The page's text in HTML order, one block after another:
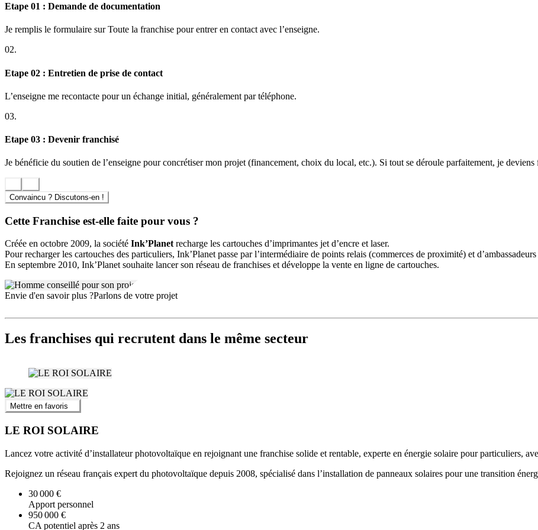
Etape 01 : Demande de documentation
Je remplis le formulaire sur Toute la franchise pour entrer en contact avec l’enseigne.
02.
Etape 02 : Entretien de prise de contact
L’enseigne me recontacte pour un échange initial, généralement par téléphone.
03.
Etape 03 : Devenir franchisé
Je bénéficie du soutien de l’enseigne pour concrétiser mon projet (financement, choix du local, etc.). Si tout se déroule parfaitement, je deviens
Convaincu ? Discutons-en !
Cette Franchise est-elle faite pour vous ?
Créée en octobre 2009, la société Ink’Planet recharge les cartouches d’imprimantes jet d’encre et laser.
Pour recharger les cartouches des particuliers, Ink’Planet passe par l’intermédiaire de points relais (commerces de proximité) et
En septembre 2010, Ink’Planet souhaite lancer son réseau de franchises et développe la vente en ligne de cartouches.
Envie d'en savoir plus ?Parlons de votre projet
Les franchises qui recrutent dans le même secteur
Mettre en favoris
LE ROI SOLAIRE
Lancez votre activité d’installateur photovoltaïque en rejoignant une franchise solide et rentable, experte en énergie solaire pour particuliers,
Rejoignez un réseau français expert du photovoltaïque depuis 2008, spécialisé dans l’installation de panneaux solaires pour une transition
30 000 €
Apport personnel
950 000 €
CA potentiel après 2 ans